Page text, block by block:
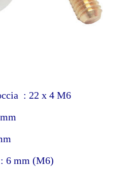
: 22 x 4 M6
6 mm (M6)